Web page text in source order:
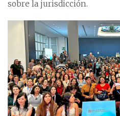
sobre la jurisdicción.